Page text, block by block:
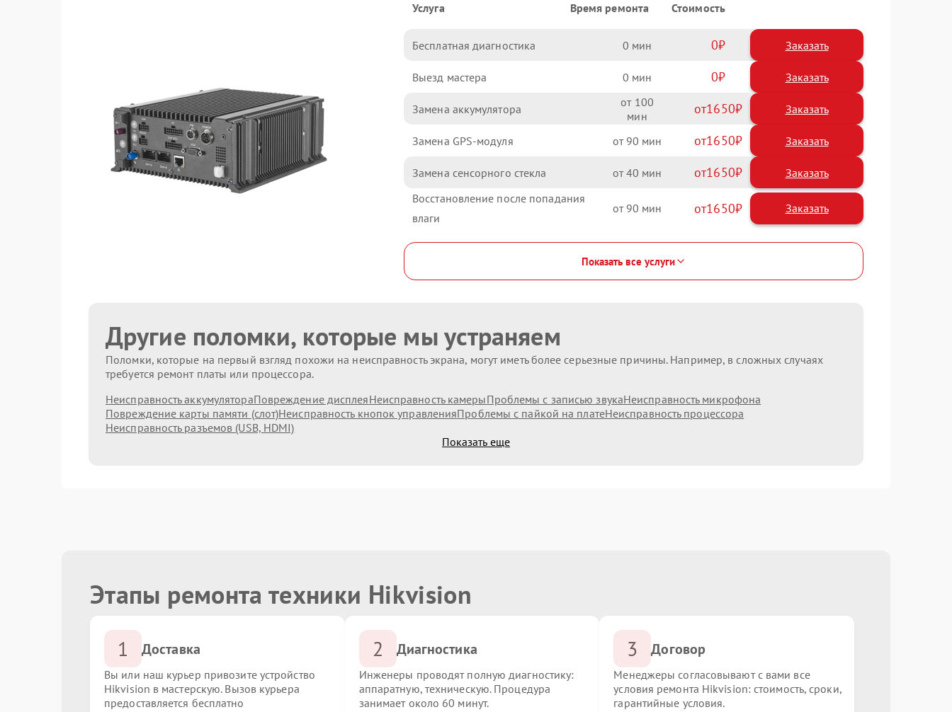
Услуга Время ремонта Стоимость
Бесплатная диагностика 0 0 Заказать
Выезд мастера 0 0 Заказать
Замена аккумулятора 100 1650
Замена GPS-модуля 90 1650
Замена сенсорного стекла 40 1650
Восстановление после попадания
влаги
90 1650
Показать все услуги
Другие поломки, которые мы устраняем
Поломки, которые на первый взгляд похожи на неисправность экрана, могут иметь более серьезные причины. Например, в сложных случаях
требуется ремонт платы или процессора.
Неисправность аккумулятораПовреждение дисплеяНеисправность камерыПроблемы с записью звукаНеисправность микрофона
Повреждение карты памяти (слот)Неисправность кнопок управленияПроблемы с пайкой на платеНеисправность процессора
Неисправность разъемов (USB, HDMI)
Показать еще
Этапы ремонта техники Hikvision
1 Доставка
Вы или наш курьер привозите устройство
Hikvision в мастерскую. Вызов курьера
предоставляется бесплатно
2 Диагностика
Инженеры проводят полную диагностику:
аппаратную, техническую. Процедура
занимает около 60 минут.
3 Договор
Менеджеры согласовывают с вами все
условия ремонта Hikvision: стоимость, сроки,
гарантийные условия.